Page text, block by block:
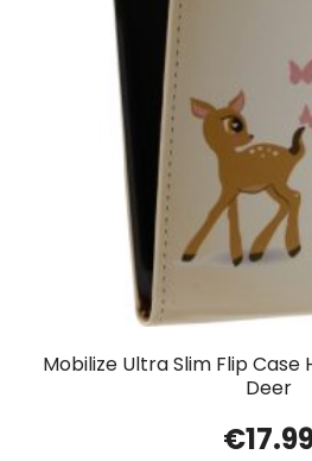
Mobilize Ultra Slim Flip Case
Deer
€